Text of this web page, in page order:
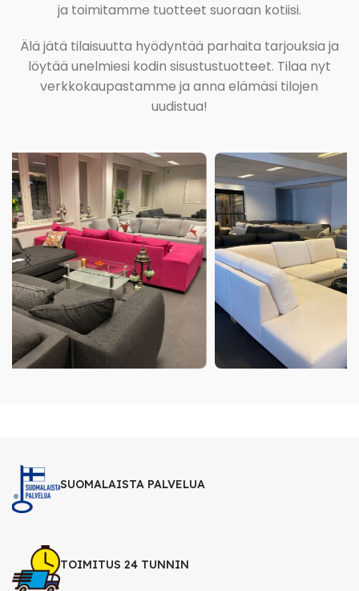
ja toimitamme tuotteet suoraan kotiisi.
Älä jätä tilaisuutta hyödyntää parhaita tarjouksia ja
löytää unelmiesi kodin sisustustuotteet. Tilaa nyt
verkkokaupastamme ja anna elämäsi tilojen
uudistua!
SUOMALAISTA PALVELUA
TOIMITUS 24 TUNNIN